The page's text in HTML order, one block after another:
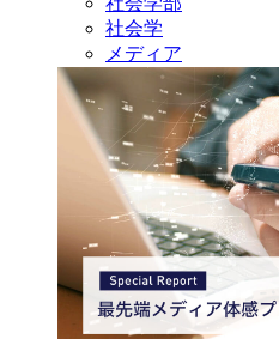
社会学
メディア